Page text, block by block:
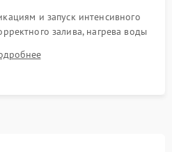
и запуск интенсивного
залива, нагрева воды
посторонних шумов,
сухости в поддоне.